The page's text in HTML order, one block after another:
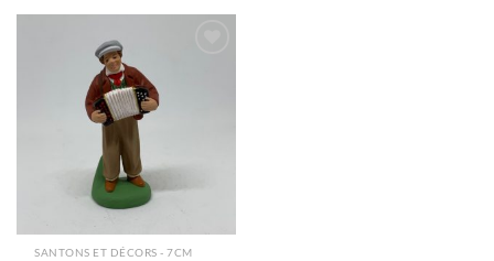
SANTONS ET DÉCORS - 7CM